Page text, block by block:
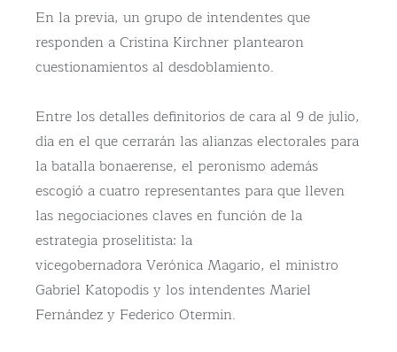
En la previa, un grupo de intendentes que
responden a Cristina Kirchner plantearon
cuestionamientos al desdoblamiento.
Entre los detalles definitorios de cara al 9 de julio,
día en el que cerrarán las alianzas electorales para
la batalla bonaerense, el peronismo además
escogió a cuatro representantes para que lleven
las negociaciones claves en función de la
estrategia proselitista: la
vicegobernadora Verónica Magario, el ministro
Gabriel Katopodis y los intendentes Mariel
Fernández y Federico Otermin.